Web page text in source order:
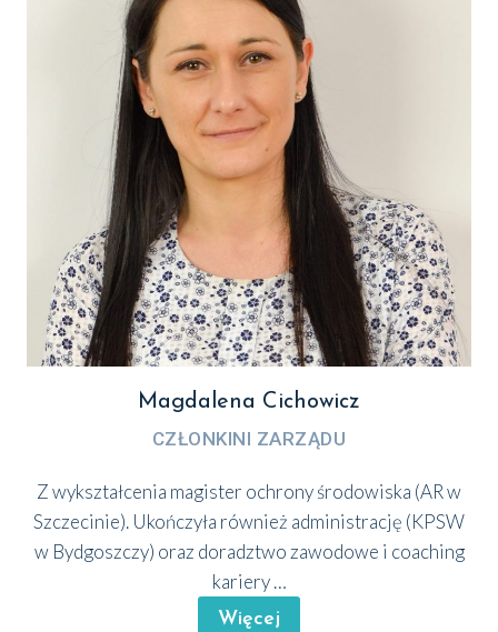
Magdalena Cichowicz
CZŁON­KI­NI ZARZĄ­DU
Z wykształ­ce­nia magi­ster ochro­ny śro­do­wi­ska (AR w
Szcze­ci­nie). Ukoń­czy­ła rów­nież admi­ni­stra­cję (KPSW
w Byd­gosz­czy) oraz doradz­two zawo­do­we i coaching
karie­ry …
Wię­cej